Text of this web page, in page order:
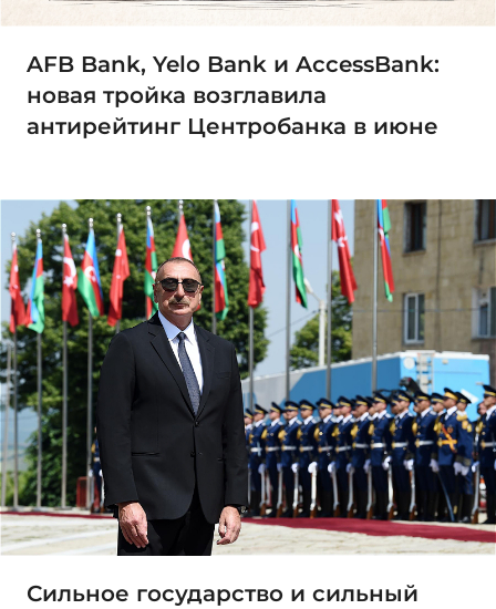
AFB Bank, Yelo Bank и AccessBank:
новая тройка возглавила
антирейтинг Центробанка в июне
Сильное государство и сильный